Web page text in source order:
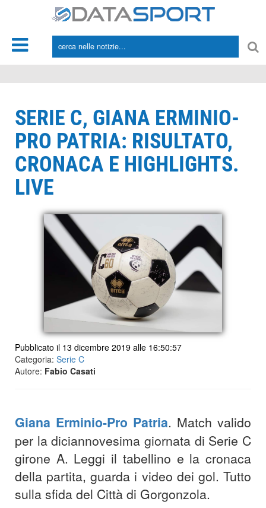
SERIE C, GIANA ERMINIO-
PRO PATRIA: RISULTATO,
CRONACA E HIGHLIGHTS.
LIVE
Pubblicato il 13 dicembre 2019 alle 16:50:57
Categoria: Serie C
Autore: Fabio Casati
Giana Erminio-Pro Patria. Match valido
per la diciannovesima giornata di Serie C
girone A. Leggi il tabellino e la cronaca
della partita, guarda i video dei gol. Tutto
sulla sfida del Città di Gorgonzola.